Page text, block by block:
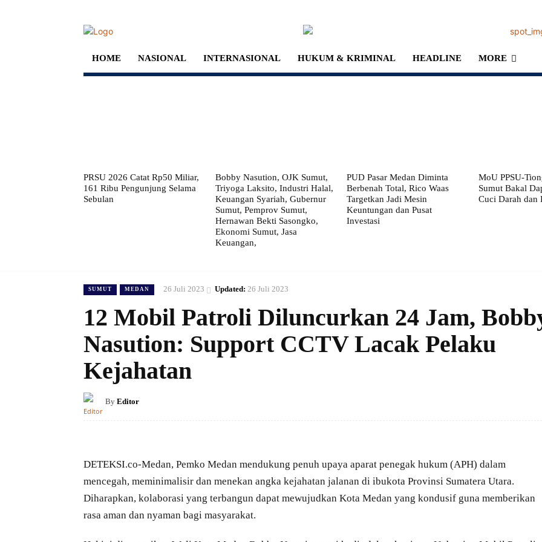
HOME NASIONAL INTERNASIONAL HUKUM & KRIMINAL HEADLINE MORE
PRSU 2026 Catat Rp50 Miliar,
161 Ribu Pengunjung Selama
Sebulan
Bobby Nasution, OJK Sumut,
Triyoga Laksito, Industri Halal,
Keuangan Syariah, Gubernur
Sumut, Pemprov Sumut,
Hernawan Bekti Sasongko,
Ekonomi Sumut, Jasa
Keuangan,
PUD Pasar Medan Diminta
Berbenah Total, Rico Waas
Targetkan Jadi Mesin
Keuntungan dan Pusat
Investasi
MoU PPSU-
Sumut Bakal
Cuci Darah dan
SUMUT MEDAN 26 Juli 2023 Updated: 26 Juli 2023
12 Mobil Patroli Diluncurkan 24 Jam,
Nasution: Support CCTV Lacak Pelaku
Kejahatan
By Editor
DETEKSI.co-Medan, Pemko Medan mendukung penuh upaya aparat penegak hukum (APH) dalam
mencegah, meminimalisir dan menekan angka kejahatan jalanan di ibukota Provinsi Sumatera Utara.
Diharapkan, kolaborasi yang terbangun dapat mewujudkan Kota Medan yang kondusif guna memberikan
rasa aman dan nyaman bagi masyarakat.